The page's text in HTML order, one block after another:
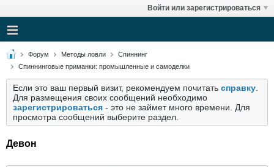
Войти или зарегистрироваться
Форум Методы ловли
Спиннинг
Спиннинговые приманки: промышленные и самоделки
Если это ваш первый визит, рекомендуем почитать справку
Для размещения своих сообщений необходимо
зарегистрироваться - это не займет много времени. Для
просмотра сообщений выберите раздел.
Девон